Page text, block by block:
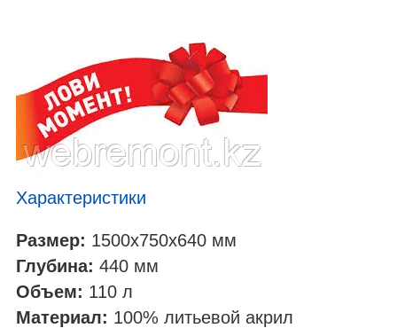
Характеристики
Размер: 1500x750x640 мм
Глубина: 440 мм
Объем: 110 л
Материал: 100% литьевой акрил